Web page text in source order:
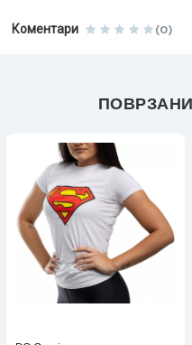
Коментари (0)